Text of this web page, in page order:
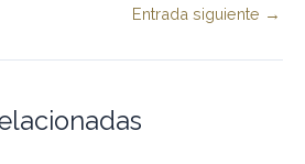
Entrada siguiente →